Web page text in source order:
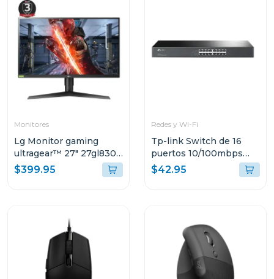
Monitores
Lg Monitor gaming
ultragear™ 27" 27gl830-
b qhd 144hz 3 años de
garantía
$399.95
Redes y Wi-Fi
Tp-link Switch de 16
puertos 10/100mbps
para montaje en rack
tlsf10
$42.95